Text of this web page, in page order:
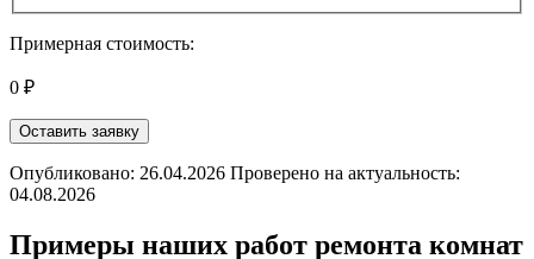
Примерная стоимость:
0 ₽
Оставить заявку
Опубликовано: 26.04.2026 Проверено на актуальность:
04.08.2026
Примеры наших работ ремонта комнат